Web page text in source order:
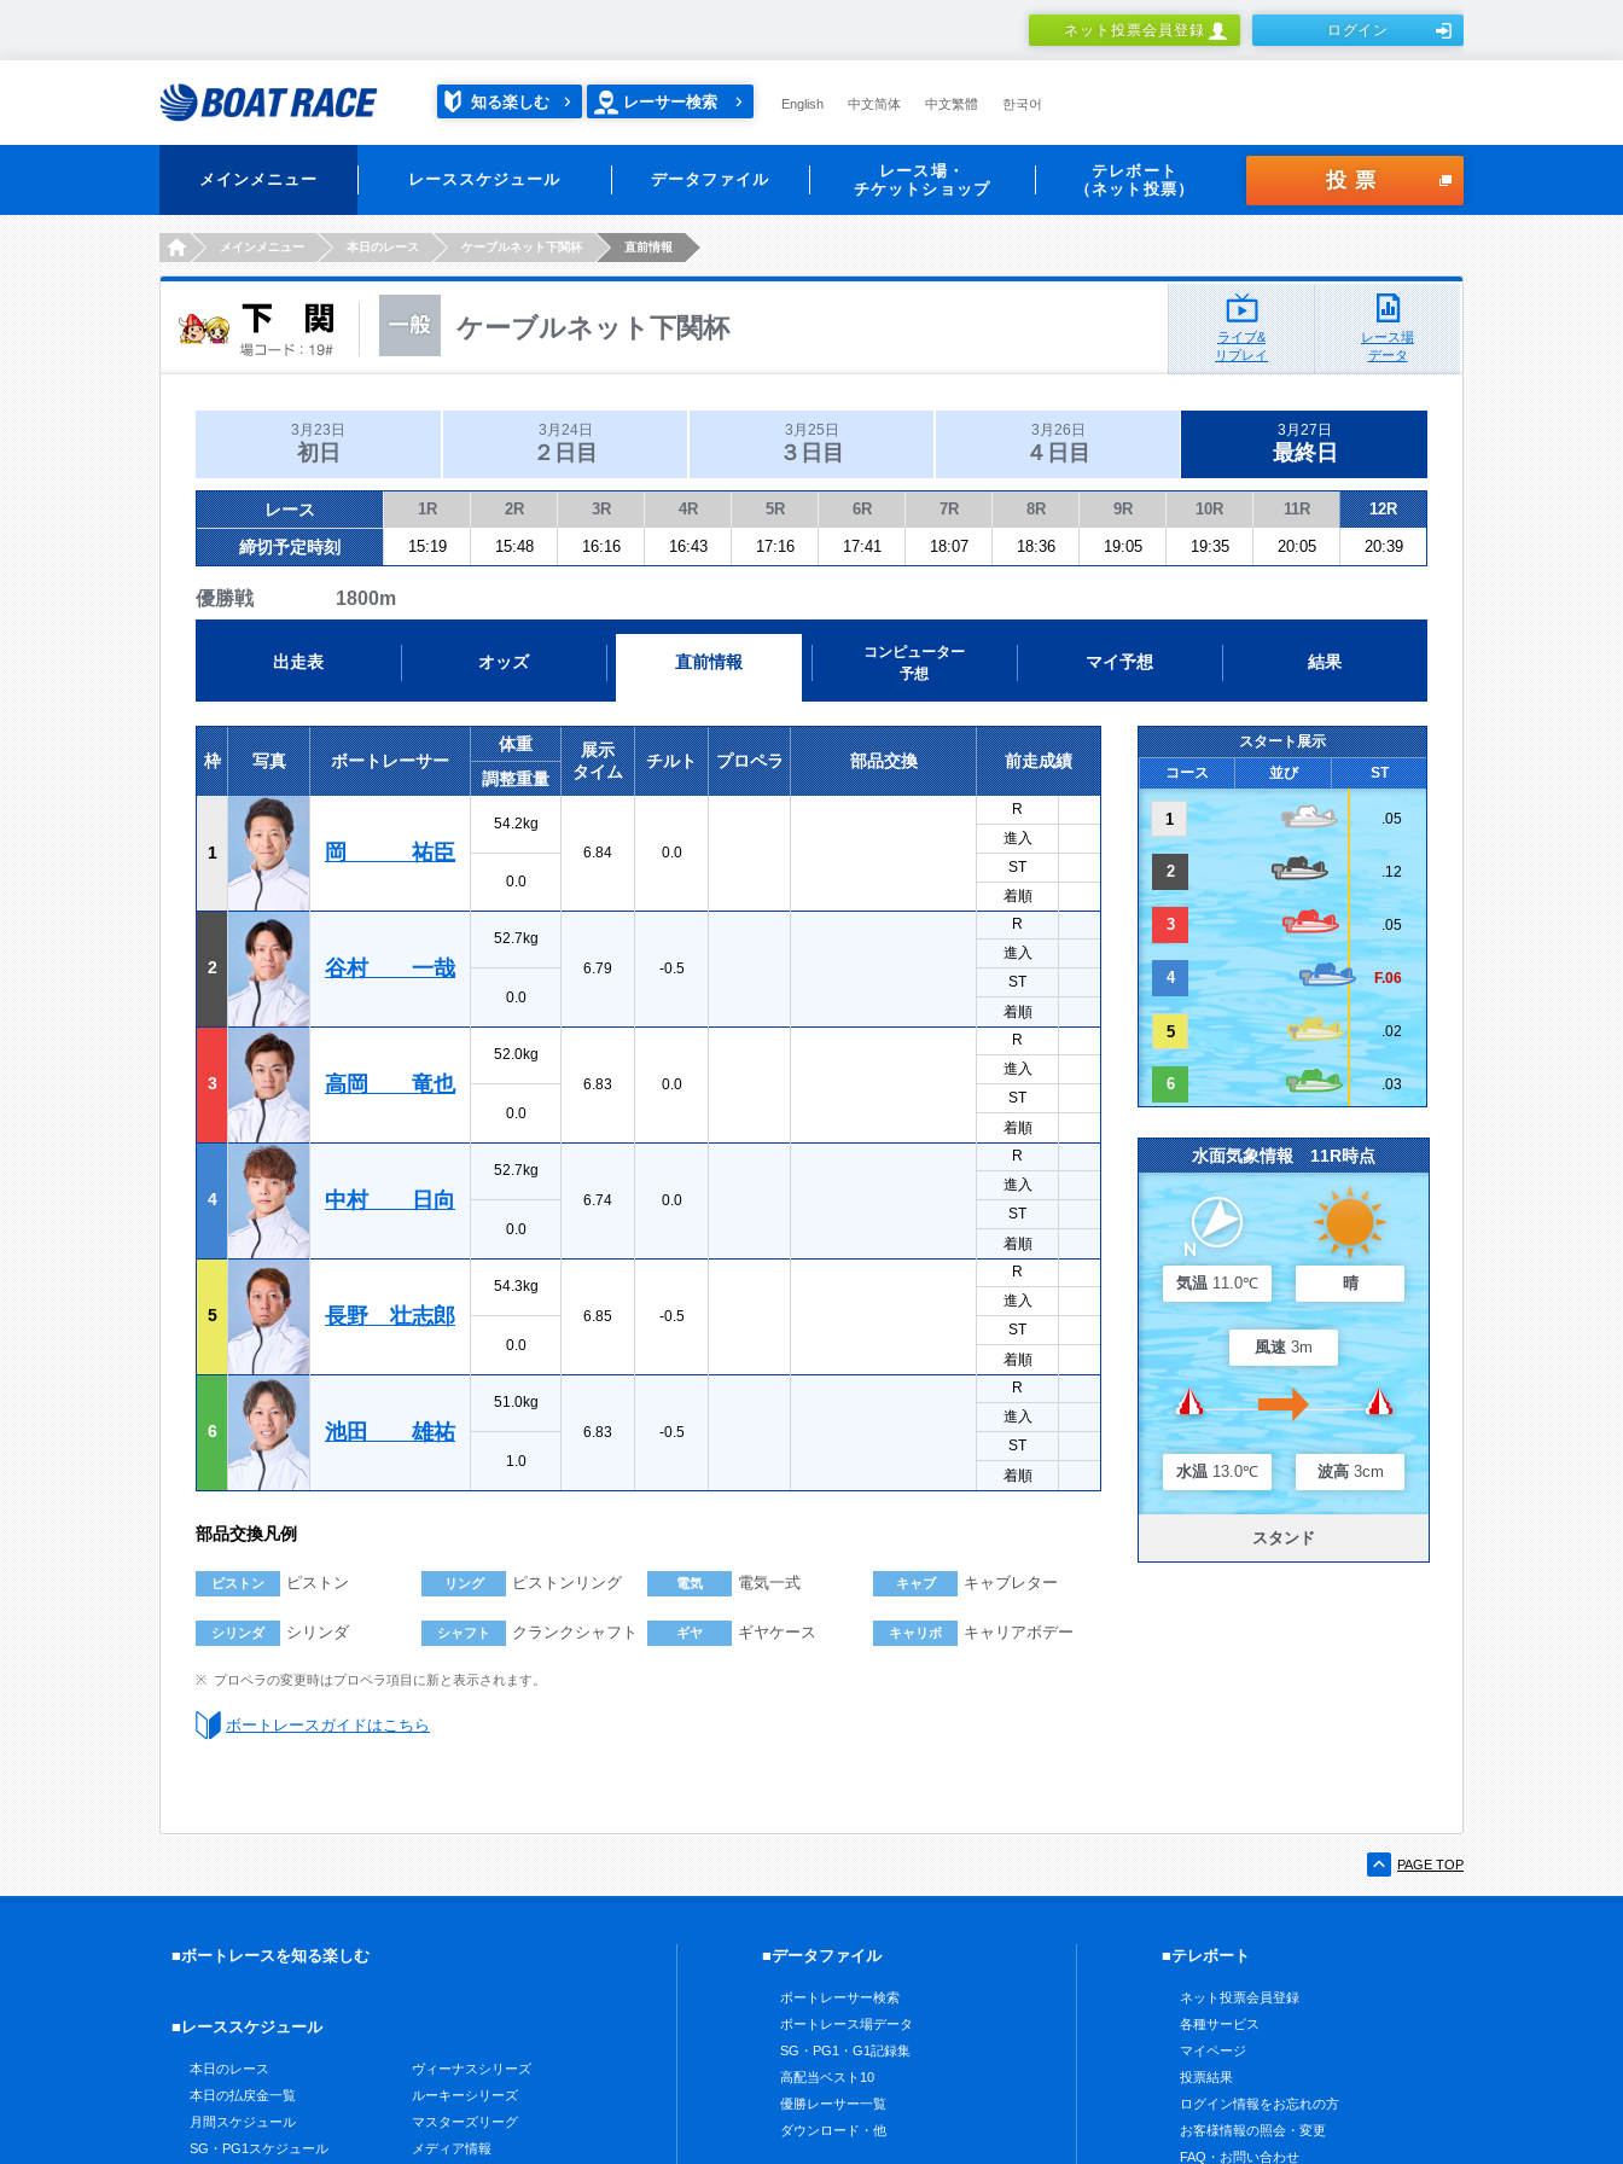
ネット投票会員登録 ログイン
知る楽しむ レーサー検索 English 中文简体 中文繁體 한국어
メインメニュー レーススケジュール データファイル
レース場・
チケットショップ
テレボート
（ネット投票）
投票
HOMEメインメニュー 本日のレース ケーブルネット下関杯 直前情報
ケーブルネット下関杯
ライブ&
リプレイ
レース場
データ
3月23日
初日
3月24日
２日目
3月25日
３日目
3月26日
４日目
3月27日
最終日
レース 1R 2R 3R 4R 5R 6R 7R 8R 9R 10R 11R 12R
締切予定時刻 15:19 15:48 16:16 16:43 17:16 17:41 18:07 18:36 19:05 19:35 20:05 20:39
優勝戦 1800m
出走表 オッズ 直前情報
コンピューター
予想
マイ予想 結果
枠 写真 ボートレーサー
体重
展示
タイム
チルト プロペラ 部品交換
前走成績
調整重量
1 岡 祐臣
54.2kg
6.84
0.0
R
進入
0.0
ST
着順
2 谷村 一哉
52.7kg
6.79
-0.5
R
進入
0.0
ST
着順
3 高岡 竜也
52.0kg
6.83
0.0
R
進入
0.0
ST
着順
4 中村 日向
52.7kg
6.74
0.0
R
進入
0.0
ST
着順
5 長野 壮志郎
54.3kg
6.85
-0.5
R
進入
0.0
ST
着順
6 池田 雄祐
51.0kg
6.83
-0.5
R
進入
1.0
ST
着順
部品交換凡例
ピストン ピストン リング ピストンリング 電気 電気一式 キャブ キャブレター
シリンダ シリンダ シャフト クランクシャフト ギヤ ギヤケース キャリボ キャリアボデー
プロペラの変更時はプロペラ項目に新と表示されます。
ボートレースガイドはこちら
スタート展示
コース
並び ST
1 .05
2 .12
3 .05
4 F.06
5 .02
6 .03
水面気象情報 11R時点
気温 11.0℃ 晴
風速 3m
水温 13.0℃ 波高 3cm
スタンド
PAGE TOP
■ボートレースを知る楽しむ
■レーススケジュール
本日のレース
本日の払戻金一覧
月間スケジュール
SG・PG1スケジュール
ヴィーナスシリーズ
ルーキーシリーズ
マスターズリーグ
メディア情報
■データファイル
ボートレーサー検索
ボートレース場データ
SG・PG1・G1記録集
高配当ベスト10
優勝レーサー一覧
ダウンロード・他
■テレボート
ネット投票会員登録
各種サービス
マイページ
投票結果
ログイン情報をお忘れの方
お客様情報の照会・変更
FAQ・お問い合わせ